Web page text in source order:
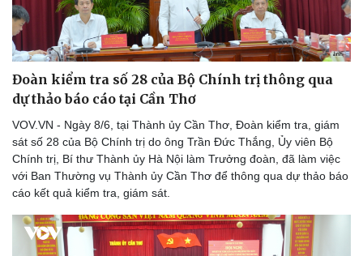
Đoàn kiểm tra số 28 của Bộ Chính trị thông qua
dự thảo báo cáo tại Cần Thơ
VOV.VN - Ngày 8/6, tại Thành ủy Cần Thơ, Đoàn kiểm tra, giám
sát số 28 của Bộ Chính trị do ông Trần Đức Thắng, Ủy viên Bộ
Chính trị, Bí thư Thành ủy Hà Nội làm Trưởng đoàn, đã làm việc
với Ban Thường vụ Thành ủy Cần Thơ để thông qua dự thảo báo
cáo kết quả kiểm tra, giám sát.